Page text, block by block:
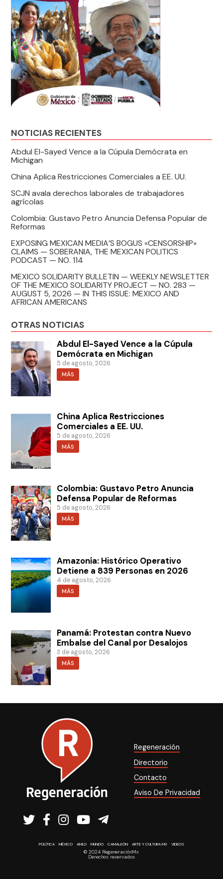
NOTICIAS RECIENTES
Abdul El-Sayed Vence a la Cúpula Demócrata en
Michigan
China Aplica Restricciones Comerciales a EE. UU.
SCJN avala derechos laborales de trabajadores
agrícolas
Colombia: Gustavo Petro Anuncia Defensa Popular de
Reformas
EXPOSING MEXICAN MEDIA’S BOGUS «CENSORSHIP»
CLAIMS — SOBERANIA, THE MEXICAN POLITICS
PODCAST — NO. 114
MEXICO SOLIDARITY BULLETIN — WEEKLY NEWSLETTER
OF THE MEXICO SOLIDARITY PROJECT — NO. 283 —
AUGUST 5, 2026 — IN THIS ISSUE: MEXICO AND
AFRICAN AMERICANS
OTRAS NOTICIAS
Abdul El-Sayed Vence a la Cúpula
Demócrata en Michigan
5 de agosto, 2026
MÁS
China Aplica Restricciones
Comerciales a EE. UU.
5 de agosto, 2026
MÁS
Colombia: Gustavo Petro Anuncia
Defensa Popular de Reformas
5 de agosto, 2026
MÁS
Amazonía: Histórico Operativo
Detiene a 839 Personas en 2026
4 de agosto, 2026
MÁS
Panamá: Protestan contra Nuevo
Embalse del Canal por Desalojos
3 de agosto, 2026
MÁS
Regeneración
Directorio
Contacto
Aviso De Privacidad
POLÍTICA MÉXICO AMLO MUNDO CAMALEÓN ARTE Y CULTURA MX VIDEOS
© 2024 RegeneraciónMx
Derechos reservados